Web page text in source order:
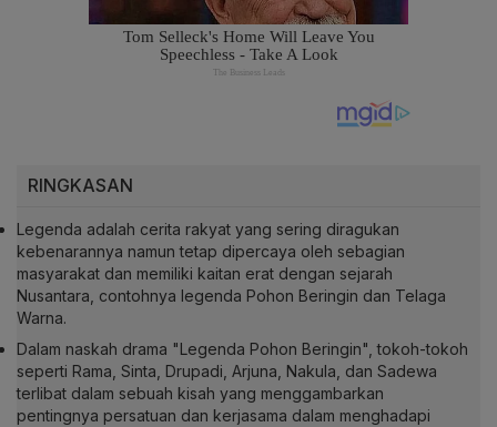
RINGKASAN
Legenda adalah cerita rakyat yang sering diragukan
kebenarannya namun tetap dipercaya oleh sebagian
masyarakat dan memiliki kaitan erat dengan sejarah
Nusantara, contohnya legenda Pohon Beringin dan Telaga
Warna.
Dalam naskah drama "Legenda Pohon Beringin", tokoh-tokoh
seperti Rama, Sinta, Drupadi, Arjuna, Nakula, dan Sadewa
terlibat dalam sebuah kisah yang menggambarkan
pentingnya persatuan dan kerjasama dalam menghadapi